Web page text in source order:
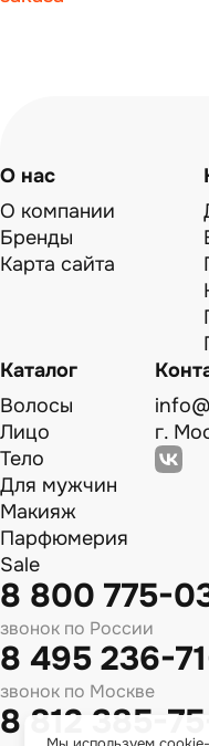
О нас
О компании
Бренды
Карта сайта
Каталог
Волосы
Лицо
Тело
Для мужчин
Макияж
Парфюмерия
Sale
г.
8 800 775-
звонок по России
8 495 236-
звонок по Москве
8 812 385-